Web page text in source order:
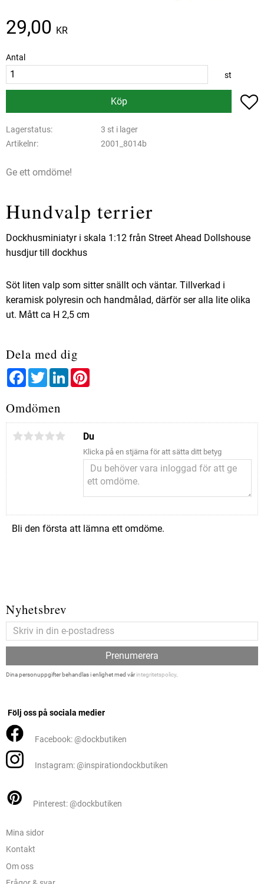
29,00 KR
Antal
st
Köp
Lagerstatus
3 st i lager
Artikelnr
2001_8014b
Ge ett omdöme!
Hundvalp terrier
Dockhusminiatyr i skala 1:12 från Street Ahead Dollshouse
husdjur till dockhus
Söt liten valp som sitter snällt och väntar. Tillverkad i
keramisk polyresin och handmålad, därför ser alla lite olika
ut. Mått ca H 2,5 cm
Dela med dig
FacebookTwitterLinkedIn
Omdömen
Du
Klicka på en stjärna för att sätta ditt betyg
Bli den första att lämna ett omdöme.
Nyhetsbrev
Prenumerera
Dina personuppgifter behandlas i enlighet med vårintegritetspolicy.
Följ oss på sociala medier
Facebook: @dockbutiken
Instagram: @inspirationdockbutiken
Pinterest: @dockbutiken
Mina sidor
Kontakt
Om oss